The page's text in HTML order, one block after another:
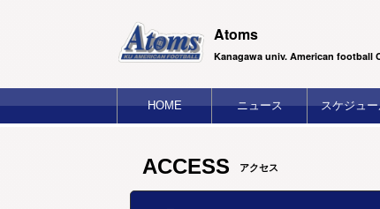
Atoms
Kanagawa univ. American football
HOME ニュース スケジュー
ACCESS アクセス